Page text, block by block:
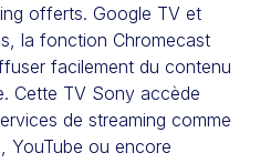
offerts. Google TV et
la fonction Chromecast
facilement du contenu
Cette TV Sony accède
de streaming comme
YouTube ou encore